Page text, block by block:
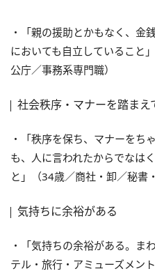
・「親の援助とかもなく、金
においても自立していること
公庁／事務系専門職）
社会秩序・マナーを踏まえ
・「秩序を保ち、マナーをち
も、人に言われたからでなは
と」（34歳／商社・卸／秘書
気持ちに余裕がある
・「気持ちの余裕がある。ま
テル・旅行・アミューズメン